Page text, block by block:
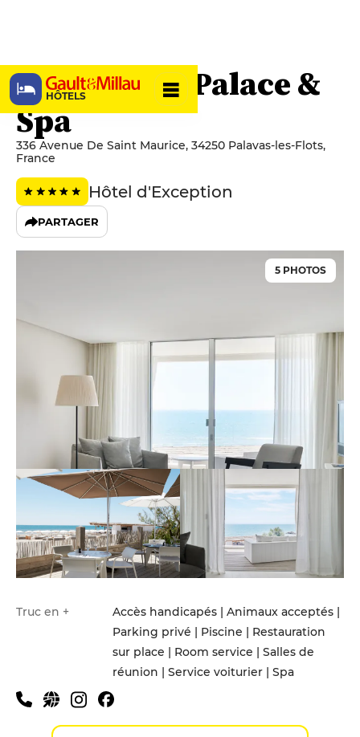
HÔTELS
Hôtel Plage Palace &
Spa
336 Avenue De Saint Maurice, 34250 Palavas-les-Flots,
France
Hôtel d'Exception
PARTAGER
5 PHOTOS
Truc en +
Accès handicapés | Animaux acceptés |
Parking privé | Piscine | Restauration
sur place | Room service | Salles de
réunion | Service voiturier | Spa